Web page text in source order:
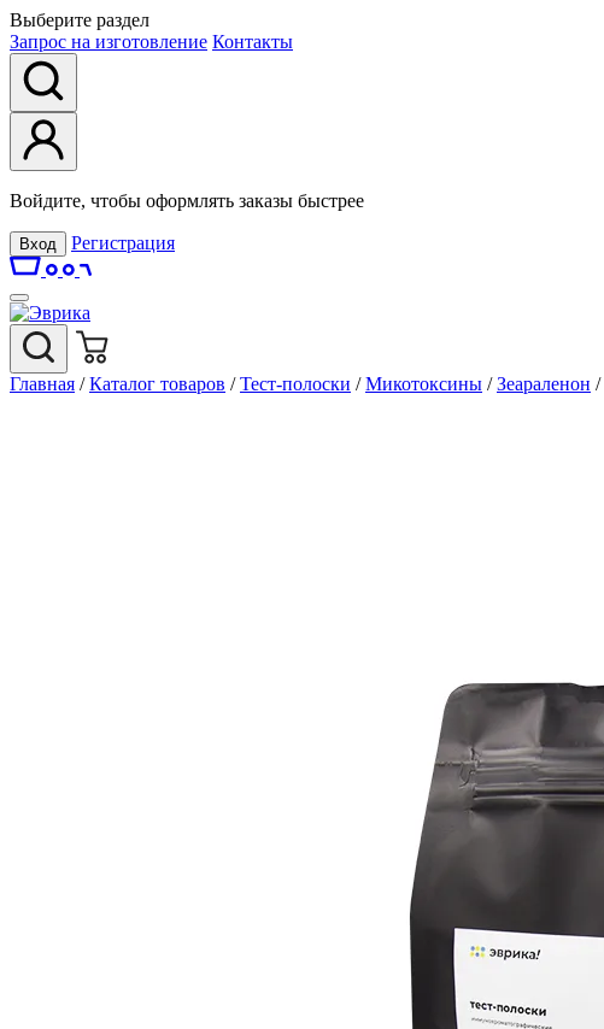
Выберите раздел
Запрос на изготовление Контакты
Войдите, чтобы оформлять заказы быстрее
Вход Регистрация
Главная / Каталог товаров / Тест-полоски / Микотоксины / Зеараленон /